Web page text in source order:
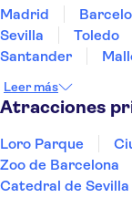
Madrid
Sevilla
Toledo
Santander
Bilbao
Menorca
Leer más
Atracciones
Loro Parque
Zoo de Barcelona
Catedral de Sevilla